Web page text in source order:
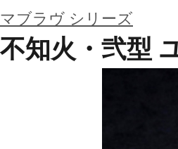
マブラヴ シリーズ
不知火・弐型